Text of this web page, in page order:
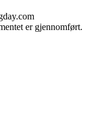
er gjennomført.